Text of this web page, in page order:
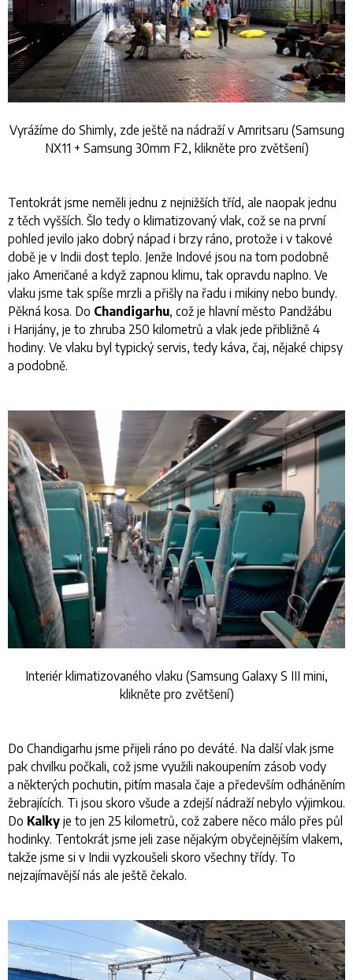
Vyrážíme do Shimly, zde ještě na nádraží v Amritsaru (Samsung
NX11 + Samsung 30mm F2, klikněte pro zvětšení)
Tentokrát jsme neměli jednu z nejnižších tříd, ale naopak jednu
z těch vyšších. Šlo tedy o klimatizovaný vlak, což se na první
pohled jevilo jako dobrý nápad i brzy ráno, protože i v takové
době je v Indii dost teplo. Jenže Indové jsou na tom podobně
jako Američané a když zapnou klimu, tak opravdu naplno. Ve
vlaku jsme tak spíše mrzli a přišly na řadu i mikiny nebo bundy.
Pěkná kosa. Do Chandigarhu, což je hlavní město Pandžábu
i Harijány, je to zhruba 250 kilometrů a vlak jede přibližně 4
hodiny. Ve vlaku byl typický servis, tedy káva, čaj, nějaké chipsy
a podobně.
Interiér klimatizovaného vlaku (Samsung Galaxy S III mini,
klikněte pro zvětšení)
Do Chandigarhu jsme přijeli ráno po deváté. Na další vlak jsme
pak chvilku počkali, což jsme využili nakoupením zásob vody
a některých pochutin, pitím masala čaje a především odháněním
žebrajících. Ti jsou skoro všude a zdejší nádraží nebylo výjimkou.
Do Kalky je to jen 25 kilometrů, což zabere něco málo přes půl
hodinky. Tentokrát jsme jeli zase nějakým obyčejnějším vlakem,
takže jsme si v Indii vyzkoušeli skoro všechny třídy. To
nejzajímavější nás ale ještě čekalo.